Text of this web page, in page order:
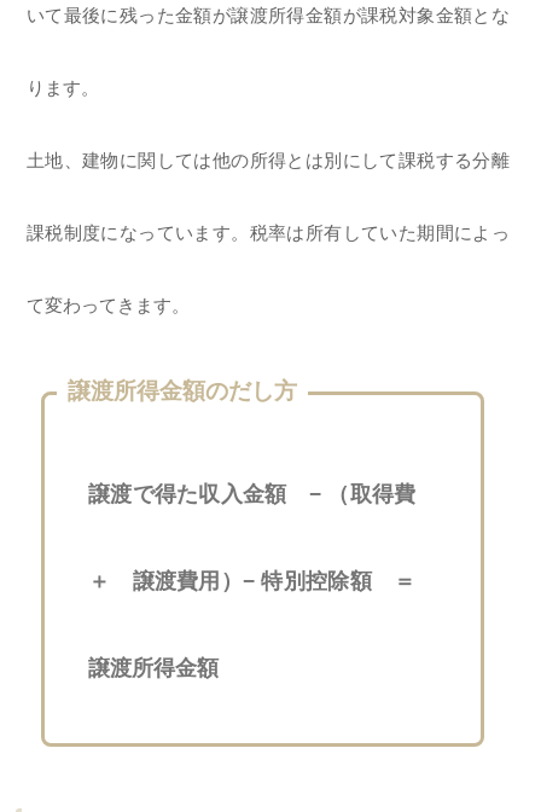
いて最後に残った金額が譲渡所得金額が課税対象金額とな
ります。
土地、建物に関しては他の所得とは別にして課税する分離
課税制度になっています。税率は所有していた期間によっ
て変わってきます。
譲渡所得金額のだし方
譲渡で得た収入金額 − （取得費
＋ 譲渡費用）− 特別控除額 ＝
譲渡所得金額